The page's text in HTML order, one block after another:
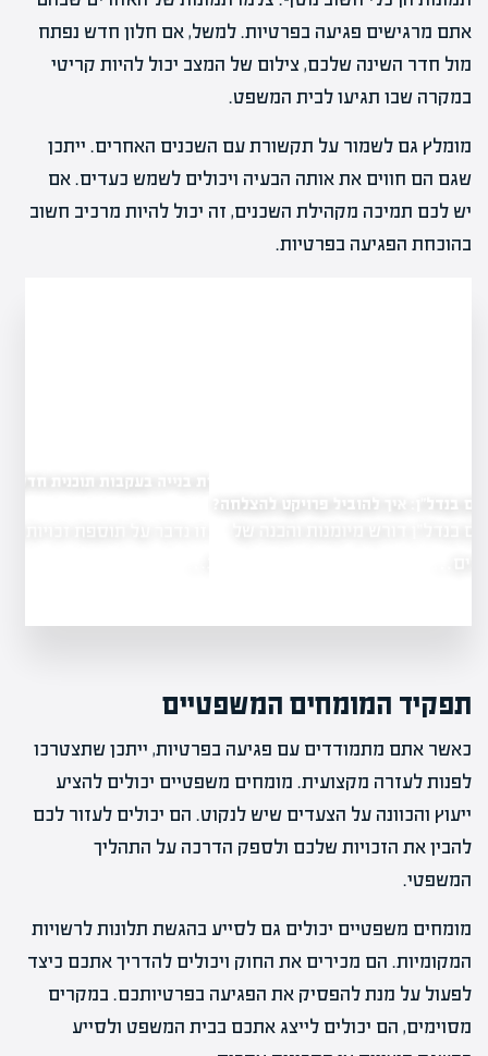
אתם מרגישים פגיעה בפרטיות. למשל, אם חלון חדש נפתח
מול חדר השינה שלכם, צילום של המצב יכול להיות קריטי
במקרה שבו תגיעו לבית המשפט.
מומלץ גם לשמור על תקשורת עם השכנים האחרים. ייתכן
שגם הם חווים את אותה הבעיה ויכולים לשמש כעדים. אם
יש לכם תמיכה מקהילת השכנים, זה יכול להיות מרכיב חשוב
בהוכחת הפגיעה בפרטיות.
פרויקט להצלחה?
תוספת זכויות בנייה בעקבות תוכנית חדשה: מה זה
אומר?
תפקיד המומחים המשפטיים
כאשר אתם מתמודדים עם פגיעה בפרטיות, ייתכן שתצטרכו
לפנות לעזרה מקצועית. מומחים משפטיים יכולים להציע
ייעוץ והכוונה על הצעדים שיש לנקוט. הם יכולים לעזור לכם
להבין את הזכויות שלכם ולספק הדרכה על התהליך
המשפטי.
מומחים משפטיים יכולים גם לסייע בהגשת תלונות לרשויות
המקומיות. הם מכירים את החוק ויכולים להדריך אתכם כיצד
לפעול על מנת להפסיק את הפגיעה בפרטיותכם. במקרים
מסוימים, הם יכולים לייצג אתכם בבית המשפט ולסייע